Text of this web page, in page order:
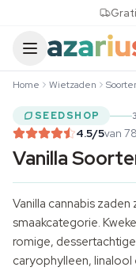
Home Wietzaden
SEEDSHOP
4.5/5van
Vanilla
Vanilla cannabis
smaakcategorie.
romige,
caryophylleen, linalool